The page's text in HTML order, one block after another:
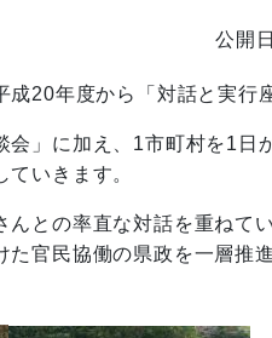
公開
成20年度から「対話と実行
」に加え、1市町村を1日
いきます。
との率直な対話を重ねて
官民協働の県政を一層推